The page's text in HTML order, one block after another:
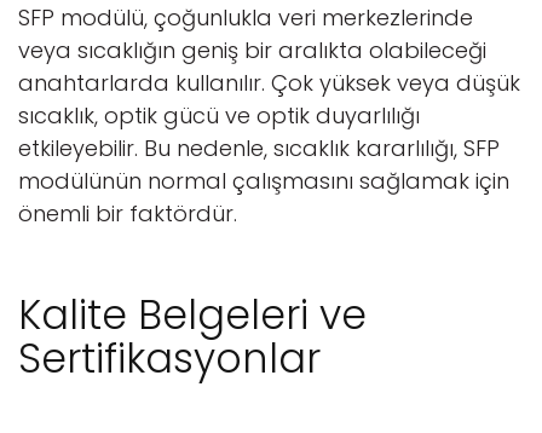
SFP modülü, çoğunlukla veri merkezlerinde
veya sıcaklığın geniş bir aralıkta olabileceği
anahtarlarda kullanılır. Çok yüksek veya düşük
sıcaklık, optik gücü ve optik duyarlılığı
etkileyebilir. Bu nedenle, sıcaklık kararlılığı, SFP
modülünün normal çalışmasını sağlamak için
önemli bir faktördür.
Kalite Belgeleri ve
Sertifikasyonlar